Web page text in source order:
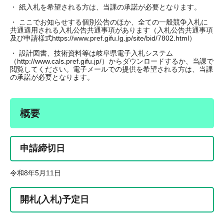
・ 紙入札を希望される方は、当課の承諾が必要となります。
・ ここでお知らせする個別公告のほか、全ての一般競争入札に
共通適用される入札公告共通事項があります（入札公告共通事項
及び申請様式https://www.pref.gifu.lg.jp/site/bid/7802.html）
・ 設計図書、技術資料等は岐阜県電子入札システム
（http://www.cals.pref.gifu.jp/）からダウンロードするか、当課で
閲覧してください。電子メールでの提供を希望される方は、当課
の承諾が必要となります。
概要
申請締切日
令和8年5月11日
開札(入札)予定日